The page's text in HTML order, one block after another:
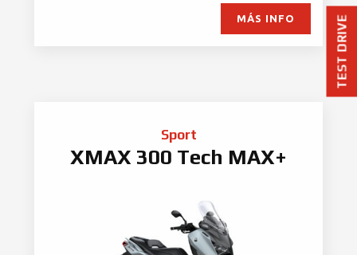
MÁS INFO
Sport
XMAX 300 Tech MAX+
TEST DRIVE